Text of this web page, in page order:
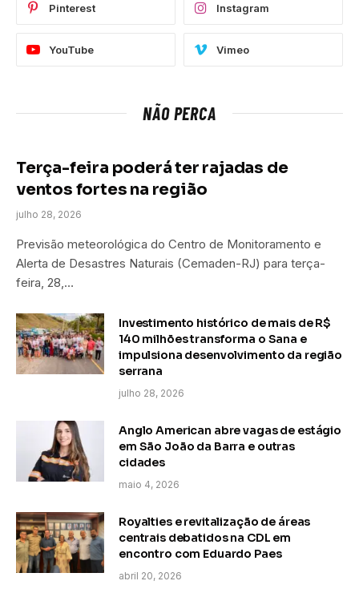
Pinterest Instagram
YouTube Vimeo
NÃO PERCA
Terça-feira poderá ter rajadas de
ventos fortes na região
julho 28, 2026
Previsão meteorológica do Centro de Monitoramento e
Alerta de Desastres Naturais (Cemaden-RJ) para terça-
feira, 28,…
Investimento histórico de mais de R$
140 milhões transforma o Sana e
impulsiona desenvolvimento da região
serrana
julho 28, 2026
Anglo American abre vagas de estágio
em São João da Barra e outras
cidades
maio 4, 2026
Royalties e revitalização de áreas
centrais debatidos na CDL em
encontro com Eduardo Paes
abril 20, 2026